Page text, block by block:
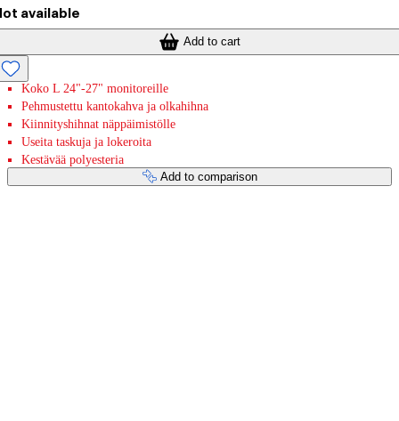
available
Add to cart
Koko L 24"-27" monitoreille
Pehmustettu kantokahva ja olkahihna
Kiinnityshihnat näppäimistölle
Useita taskuja ja lokeroita
Kestävää polyesteria
Add to comparison